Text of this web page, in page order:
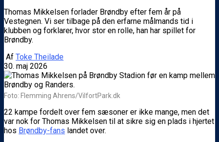
Thomas Mikkelsen forlader Brøndby efter fem år på
Vestegnen. Vi ser tilbage på den erfarne målmands tid i
klubben og forklarer, hvor stor en rolle, han har spillet for
Brøndby.
Af Toke Theilade
30. maj 2026
Foto: Flemming Ahrens/VilfortPark.dk
22 kampe fordelt over fem sæsoner er ikke mange, men det
var nok for Thomas Mikkelsen til at sikre sig en plads i hjertet
hos Brøndby-fans landet over.